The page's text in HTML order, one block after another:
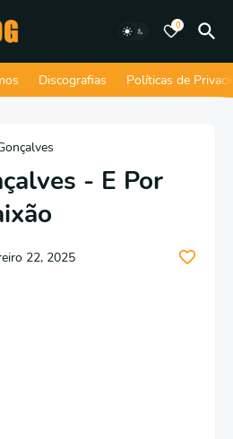
0
Discografias Políticas de
- E Por
22, 2025